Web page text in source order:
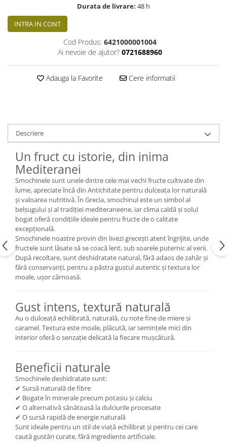
Durata de livrare: 48 h
INTRA IN CONT
Cod Produs: 6421000001004
Ai nevoie de ajutor? 0721688960
Adauga la Favorite Cere informatii
Descriere
Un fruct cu istorie, din inima
Mediteranei
Smochinele sunt unele dintre cele mai vechi fructe cultivate din
lume, apreciate încă din Antichitate pentru dulceața lor naturală
și valoarea nutritivă. În Grecia, smochinul este un simbol al
belșugului și al tradiției mediteraneene, iar clima caldă și solul
bogat oferă condițiile ideale pentru fructe de o calitate
excepțională.
Smochinele noastre provin din livezi grecești atent îngrijite, unde
fructele sunt lăsate să se coacă lent, sub soarele puternic al verii.
După recoltare, sunt deshidratate natural, fără adaos de zahăr și
fără conservanți, pentru a păstra gustul autentic și textura lor
moale, ușor cărnoasă.
Gust intens, textură naturală
Au o dulceață echilibrată, naturală, cu note fine de miere și
caramel. Textura este moale, plăcută, iar semințele mici din
interior oferă o senzație delicată la fiecare mușcătură.
Beneficii naturale
Smochinele deshidratate sunt:
✔ Sursă naturală de fibre
✔ Bogate în minerale precum potasiu și calciu
✔ O alternativă sănătoasă la dulciurile procesate
✔ O sursă rapidă de energie naturală
Sunt ideale pentru un stil de viață echilibrat și pentru cei care
caută gustări curate, fără ingrediente artificiale.